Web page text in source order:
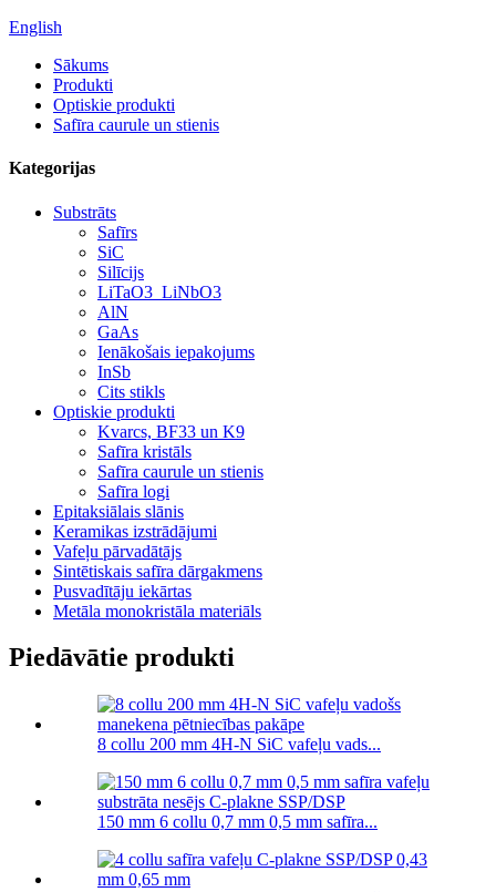
English
Sākums
Produkti
Optiskie produkti
Safīra caurule un stienis
Kategorijas
Substrāts
Safīrs
SiC
Silīcijs
LiTaO3_LiNbO3
AlN
GaAs
Ienākošais iepakojums
InSb
Cits stikls
Optiskie produkti
Kvarcs, BF33 un K9
Safīra kristāls
Safīra caurule un stienis
Safīra logi
Epitaksiālais slānis
Keramikas izstrādājumi
Vafeļu pārvadātājs
Sintētiskais safīra dārgakmens
Pusvadītāju iekārtas
Metāla monokristāla materiāls
Piedāvātie produkti
8 collu 200 mm 4H-N SiC vafeļu vads...
150 mm 6 collu 0,7 mm 0,5 mm safīra...